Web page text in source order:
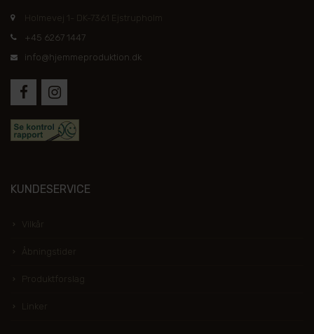
Holmevej 1- DK-7361 Ejstrupholm
+45 6267 1447
info@hjemmeproduktion.dk
KUNDESERVICE
Åbningstider
Produktforslag